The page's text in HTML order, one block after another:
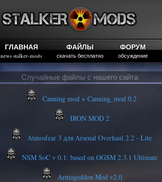
ГЛАВНАЯ
news stalker-mods
ФАЙЛЫ
скачать бесплатно
ФОРУМ
обсуждение
Случайные файлы с нашего сайта
Canning mod + Canning_mod 0.2
IRON MOD 2
Atmosfear 3 для Arsenal Overhaul 2.2 - Lite
NSM SoC v 0.1: based on OGSM 2.3.1 Ultimate
Armageddon Mod v2.0